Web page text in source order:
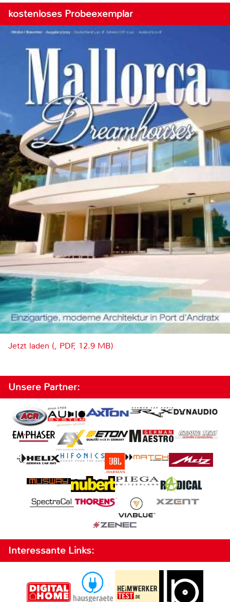
kostenloses Probeexemplar
Jetzt laden (, PDF, 12.9 MB)
Unsere Partner:
Interessante Links: